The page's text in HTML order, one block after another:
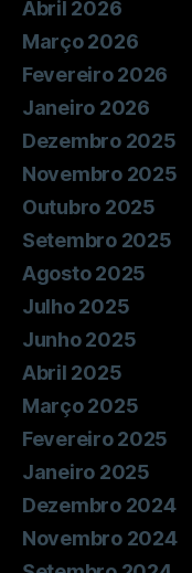
Abril 2026
Março 2026
Fevereiro 2026
Janeiro 2026
Dezembro 2025
Novembro 2025
Outubro 2025
Setembro 2025
Agosto 2025
Julho 2025
Junho 2025
Abril 2025
Março 2025
Fevereiro 2025
Janeiro 2025
Dezembro 2024
Novembro 2024